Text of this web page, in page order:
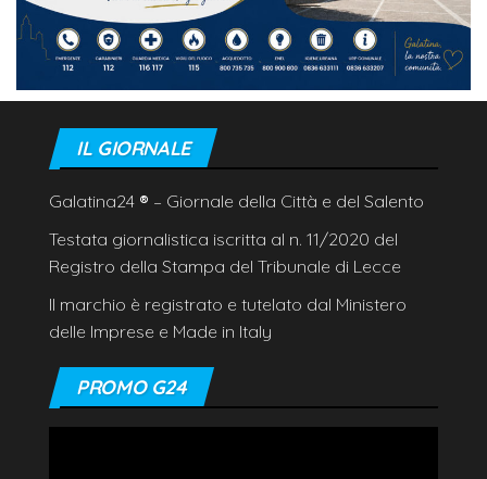
IL GIORNALE
Galatina24 ® – Giornale della Città e del Salento
Testata giornalistica iscritta al n. 11/2020 del
Registro della Stampa del Tribunale di Lecce
Il marchio è registrato e tutelato dal Ministero
delle Imprese e Made in Italy
PROMO G24